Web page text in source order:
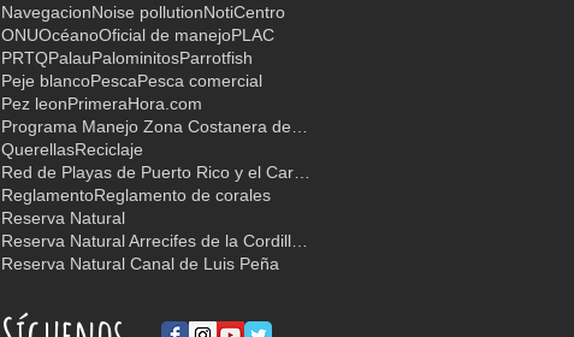
NavegacionNoise pollutionNotiCentro
ONUOcéanoOficial de manejoPLAC
PRTQPalauPalominitosParrotfish
Peje blancoPescaPesca comercial
Pez leonPrimeraHora.com
QuerellasReciclaje
ReglamentoReglamento de corales
Reserva Natural
Reserva Natural Canal de Luis Peña